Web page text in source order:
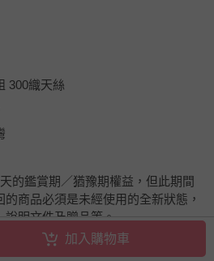
300織天絲
的鑑賞期／猶豫期權益，但此期間
商品必須是未經使用的全新狀態，
明文件及贈品等。
加入購物車